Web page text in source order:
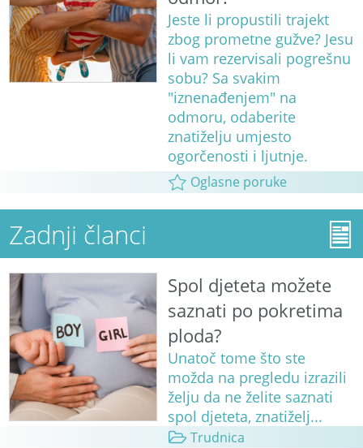
Jeste li propustili trajekt
zbog prometne gužve? Jesu
li vam rezervisali pogrešnu
sobu? Sa svakim
"iznenađenjem" na
odmoru, odaberite
znatiželju umjesto
ogorčenosti i ljutnje.
Oglasne poruke
Zadnji članci
Spol djeteta možete
saznati po pokretima
ploda?
Unatoč tome što ste
možda na pregledu izrazili
želju da ne želite saznati
spol djeteta, znatiželj...
Trudnica